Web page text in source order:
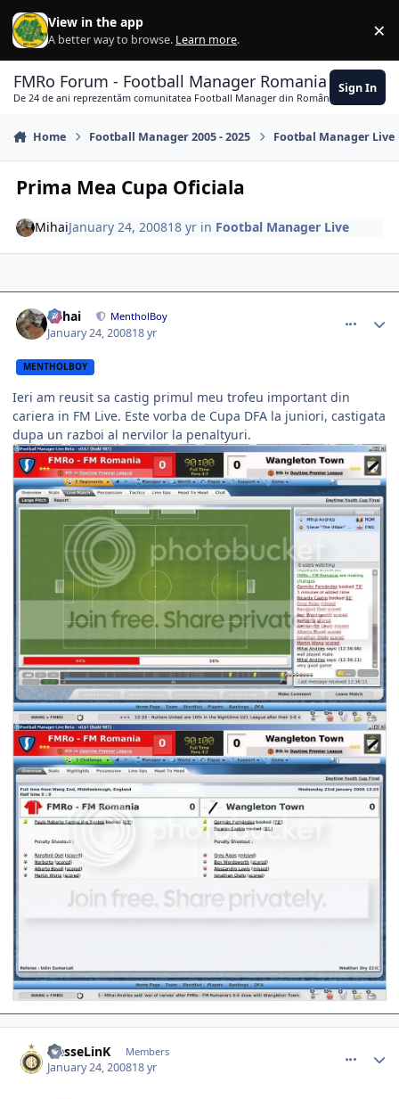
Skip to content
View in the app
A better way to browse. Learn more. ×
FMRo Forum - Football Manager Romania
De 24 de ani reprezentăm comunitatea Football Manager din România
Sign In
Home Football Manager 2005 - 2025 Footbal Manager Live
Prima Mea Cupa Oficiala
MihaiJanuary 24, 200818 yr in Footbal Manager Live
Mihai MentholBoy
January 24, 200818 yr
MENTHOLBOY
Ieri am reusit sa castig primul meu trofeu important din
cariera in FM Live. Este vorba de Cupa DFA la juniori, castigata
dupa un razboi al nervilor la penaltyuri.
HesseLinK Members
January 24, 200818 yr